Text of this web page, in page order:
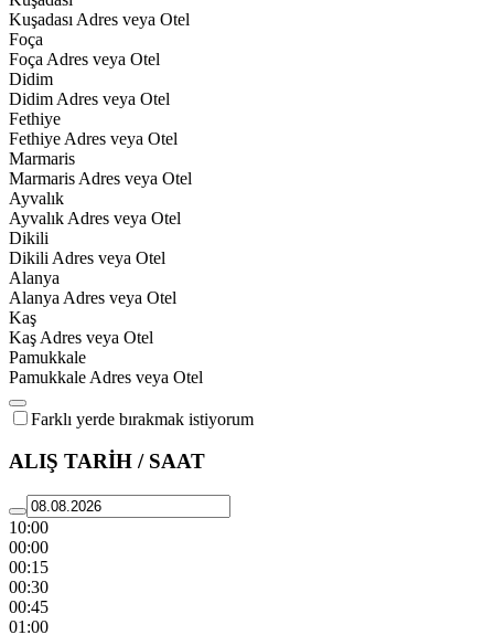
Kuşadası Adres veya Otel
Foça
Foça Adres veya Otel
Didim
Didim Adres veya Otel
Fethiye
Fethiye Adres veya Otel
Marmaris
Marmaris Adres veya Otel
Ayvalık
Ayvalık Adres veya Otel
Dikili
Dikili Adres veya Otel
Alanya
Alanya Adres veya Otel
Kaş
Kaş Adres veya Otel
Pamukkale
Pamukkale Adres veya Otel
Farklı yerde bırakmak istiyorum
ALIŞ TARİH / SAAT
10:00
00:00
00:15
00:30
00:45
01:00